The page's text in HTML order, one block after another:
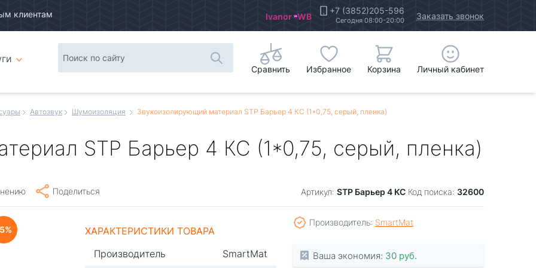
клиентам Ivanor WB +7 (3852)205-596
Сегодня 08:00-20:00 Заказать звонок
Сравнить Избранное Корзина Личный кабинет
Автозвук Шумоизоляция Звукоизолирующий материал STP Барьер 4 КС (1*0,75, серый, пленка)
STP Барьер 4 КС (1*0,75, серый, пленка)
Поделиться Артикул: STP Барьер 4 КС Код поиска: 32600
5
ХАРАКТЕРИСТИКИ ТОВАРА
Производитель
SmartMat
Производитель: SmartMat
Ваша экономия: 30 руб.